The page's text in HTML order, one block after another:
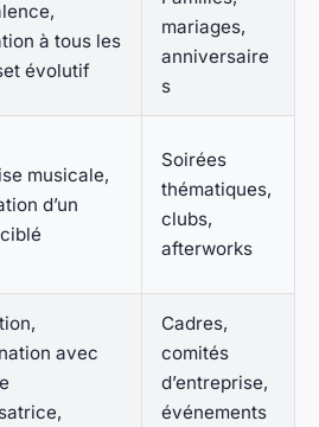
à tous les
évolutif
mariages,
anniversaire
s
musicale,
d’un
Soirées
thématiques,
clubs,
afterworks
avec
Cadres,
comités
d’entreprise,
événements